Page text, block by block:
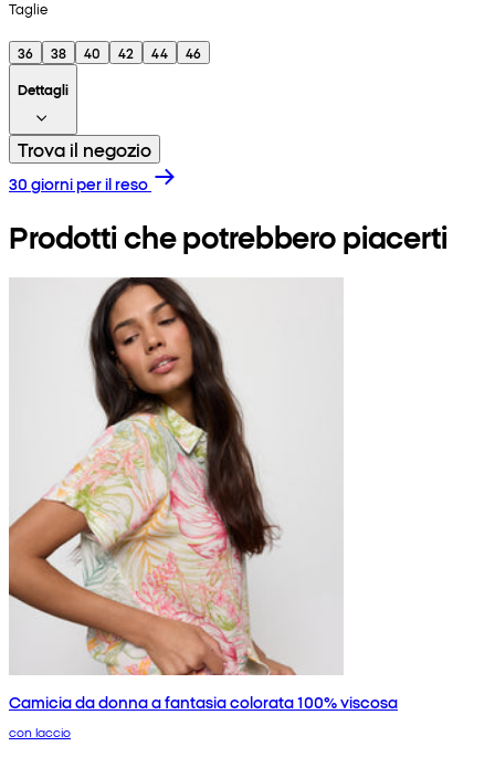
Taglie
36 38 40 42 44
46
Dettagli
Trova il negozio
30 giorni per il reso
Prodotti che potrebbero piacerti
Camicia da donna a fantasia colorata 100% viscosa
con laccio